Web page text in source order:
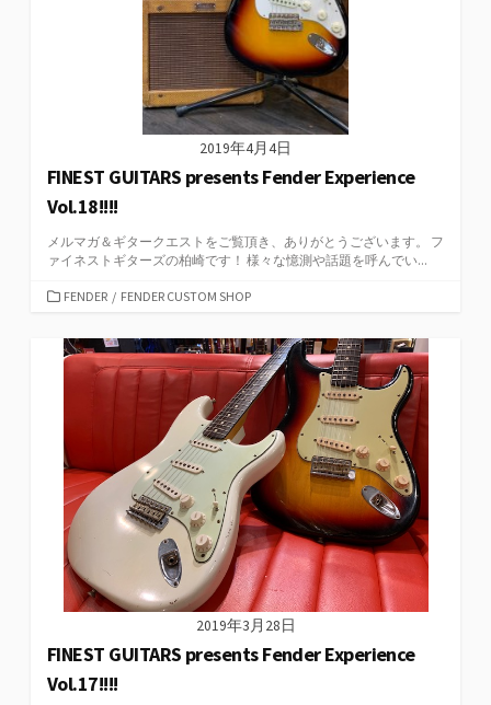
2019年4月4日
FINEST GUITARS presents Fender Experience
Vol.18!!!!
メルマガ＆ギタークエストをご覧頂き、ありがとうございます。 フ
ァイネストギターズの柏崎です！ 様々な憶測や話題を呼んでい...
カ
ゴ
リ
FENDER / FENDER CUSTOM SHOP
2019年3月28日
FINEST GUITARS presents Fender Experience
Vol.17!!!!